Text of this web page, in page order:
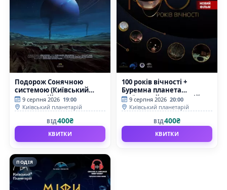
Подорож Сонячною
системою (Київський
планетарій)
9 серпня 2026 19:00
Київський планетарій
ВІД400₴
КВИТКИ
100 років вічності +
Буремна планета
(Київський планетарій)
9 серпня 2026 20:00
Київський планетарій
ВІД400₴
КВИТКИ
ПОДІЯ